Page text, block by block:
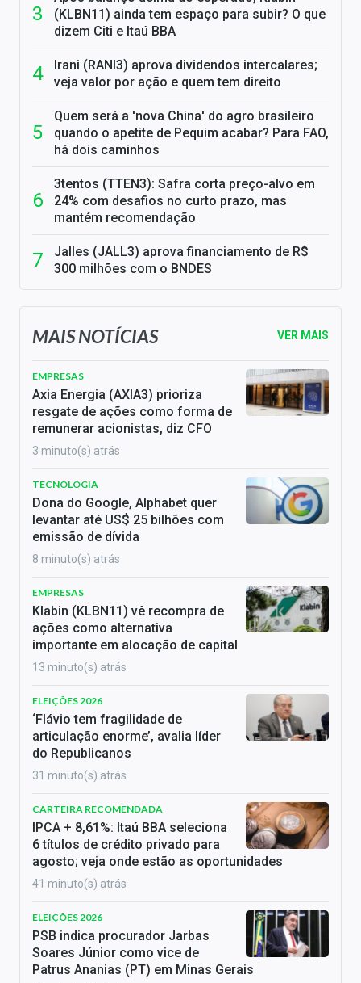
(KLBN11) ainda tem espaço para subir? O que
dizem Citi e Itaú BBA
Irani (RANI3) aprova dividendos intercalares;
veja valor por ação e quem tem direito
Quem será a 'nova China' do agro brasileiro
quando o apetite de Pequim acabar? Para FAO,
há dois caminhos
3tentos (TTEN3): Safra corta preço-alvo em
24% com desafios no curto prazo, mas
mantém recomendação
Jalles (JALL3) aprova financiamento de R$
300 milhões com o BNDES
MAIS NOTÍCIAS VER MAIS
EMPRESAS
Axia Energia (AXIA3) prioriza
resgate de ações como forma de
remunerar acionistas, diz CFO
3 minuto(s) atrás
TECNOLOGIA
Dona do Google, Alphabet quer
levantar até US$ 25 bilhões com
emissão de dívida
8 minuto(s) atrás
EMPRESAS
Klabin (KLBN11) vê recompra de
ações como alternativa
importante em alocação de capital
13 minuto(s) atrás
ELEIÇÕES 2026
‘Flávio tem fragilidade de
articulação enorme’, avalia líder
do Republicanos
31 minuto(s) atrás
CARTEIRA RECOMENDADA
IPCA + 8,61%: Itaú BBA seleciona
6 títulos de crédito privado para
agosto; veja onde estão as oportunidades
41 minuto(s) atrás
ELEIÇÕES 2026
PSB indica procurador Jarbas
Soares Júnior como vice de
Patrus Ananias (PT) em Minas Gerais